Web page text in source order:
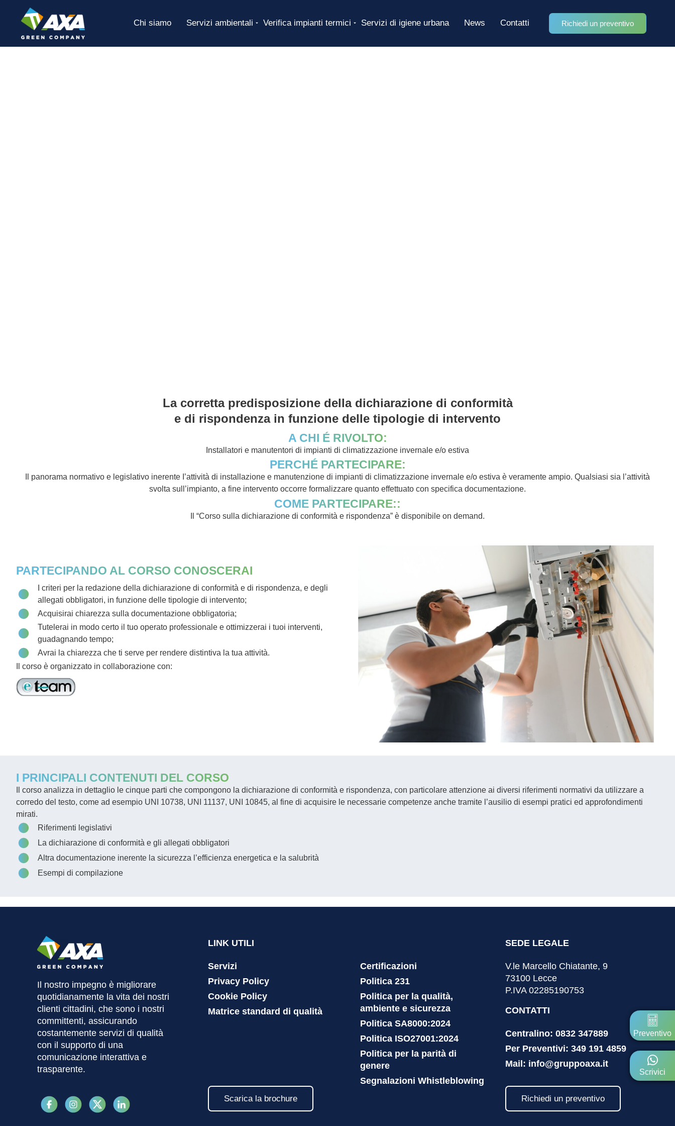
Chi siamo Servizi ambientali Verifica impianti termici Servizi di igiene urbana News Contatti Richiedi un preventivo
La corretta predisposizione della dichiarazione di conformità
e di rispondenza in funzione delle tipologie di intervento
A CHI É RIVOLTO:
Installatori e manutentori di impianti di climatizzazione invernale e/o estiva
PERCHÉ PARTECIPARE:
Il panorama normativo e legislativo inerente I’attività di installazione e manutenzione di impianti di climatizzazione invernale e/o estiva è veramente ampio. Qualsiasi sia l’attività
svolta sull’impianto, a fine intervento occorre formalizzare quanto effettuato con specifica documentazione.
COME PARTECIPARE::
Il “Corso sulla dichiarazione di conformità e rispondenza” è disponibile on demand.
PARTECIPANDO AL CORSO CONOSCERAI
I criteri per la redazione della dichiarazione di conformità e di rispondenza, e degli
allegati obbligatori, in funzione delle tipologie di intervento;
Acquisirai chiarezza sulla documentazione obbligatoria;
Tutelerai in modo certo il tuo operato professionale e ottimizzerai i tuoi interventi,
guadagnando tempo;
Avrai la chiarezza che ti serve per rendere distintiva la tua attività.
Il corso è organizzato in collaborazione con:
I PRINCIPALI CONTENUTI DEL CORSO
Il corso analizza in dettaglio le cinque parti che compongono la dichiarazione di conformità e rispondenza, con particolare attenzione ai diversi riferimenti normativi da utilizzare a
corredo del testo, come ad esempio UNI 10738, UNI 11137, UNI 10845, al fine di acquisire le necessarie competenze anche tramite l’ausilio di esempi pratici ed approfondimenti
mirati.
Riferimenti legislativi
La dichiarazione di conformità e gli allegati obbligatori
Altra documentazione inerente la sicurezza l’efficienza energetica e la salubrità
Esempi di compilazione
Il nostro impegno è migliorare
quotidianamente la vita dei nostri
clienti cittadini, che sono i nostri
committenti, assicurando
costantemente servizi di qualità
con il supporto di una
comunicazione interattiva e
trasparente.
LINK UTILI
Servizi
Privacy Policy
Cookie Policy
Matrice standard di qualità
Scarica la brochure
Certificazioni
Politica 231
Politica per la qualità,
ambiente e sicurezza
Politica SA8000:2024
Politica ISO27001:2024
Politica per la parità di
genere
Segnalazioni Whistleblowing
SEDE LEGALE
V.le Marcello Chiatante, 9
73100 Lecce
P.IVA 02285190753
CONTATTI
Centralino: 0832 347889
Per Preventivi: 349 191 4859
Mail: info@gruppoaxa.it
Richiedi un preventivo
Preventivo
Scrivici